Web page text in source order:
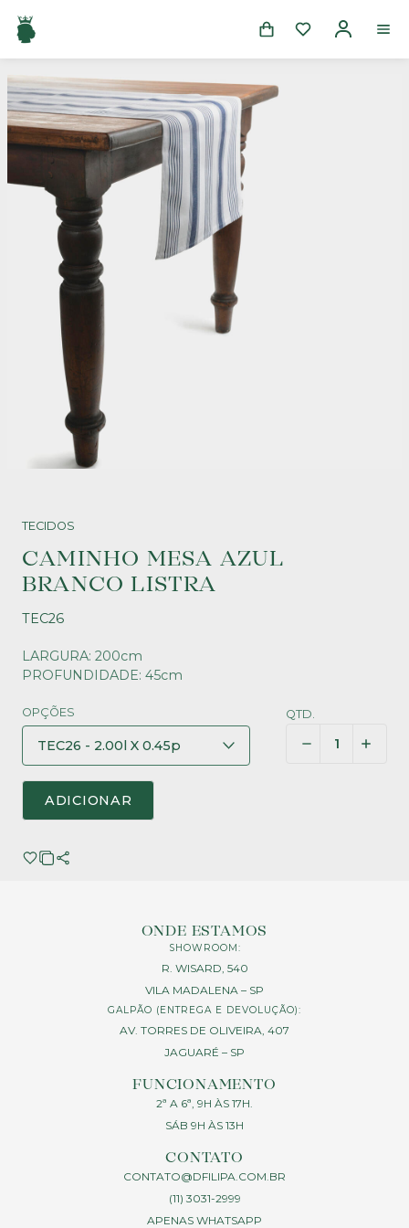
TECIDOS
CAMINHO MESA AZUL
BRANCO LISTRA
TEC26
LARGURA: 200cm
PROFUNDIDADE: 45cm
OPÇÕES QTD.
ADICIONAR
ONDE ESTAMOS
SHOWROOM:
R. WISARD, 540
VILA MADALENA – SP
GALPÃO (ENTREGA E DEVOLUÇÃO):
AV. TORRES DE OLIVEIRA, 407
JAGUARÉ – SP
FUNCIONAMENTO
2ª A 6ª, 9H ÀS 17H.
SÁB 9H ÀS 13H
CONTATO
CONTATO@DFILIPA.COM.BR
(11) 3031-2999
APENAS WHATSAPP